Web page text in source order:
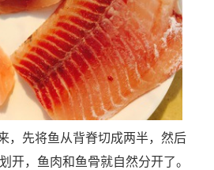
，先将鱼从背脊切成两半，然后
开，鱼肉和鱼骨就自然分开了。